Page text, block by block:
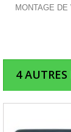
MONTAGE
4